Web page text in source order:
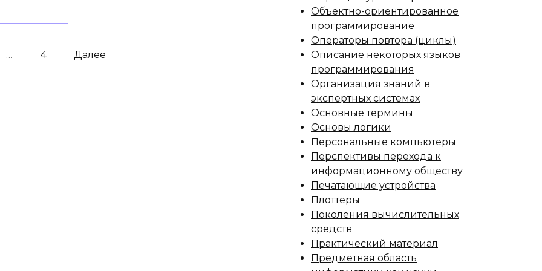
… 4 Далее
Объектно-ориентированное
программирование
Операторы повтора (циклы)
Описание некоторых языков
программирования
Организация знаний в
экспертных системах
Основные термины
Основы логики
Персональные компьютеры
Перспективы перехода к
информационному обществу
Печатающие устройства
Плоттеры
Поколения вычислительных
средств
Практический материал
Предметная область